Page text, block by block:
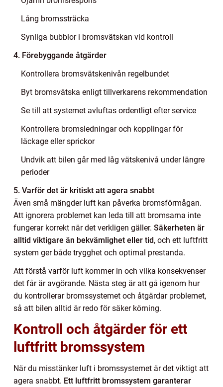
Lång bromssträcka
Synliga bubblor i bromsvätskan vid kontroll
4. Förebyggande åtgärder
Kontrollera bromsvätskenivån regelbundet
Byt bromsvätska enligt tillverkarens rekommendation
Se till att systemet avluftas ordentligt efter service
Kontrollera bromsledningar och kopplingar för
läckage eller sprickor
Undvik att bilen går med låg vätskenivå under längre
perioder
5. Varför det är kritiskt att agera snabbt
Även små mängder luft kan påverka bromsförmågan.
Att ignorera problemet kan leda till att bromsarna inte
fungerar korrekt när det verkligen gäller. Säkerheten är
alltid viktigare än bekvämlighet eller tid, och ett luftfritt
system ger både trygghet och optimal prestanda.
Att förstå varför luft kommer in och vilka konsekvenser
det får är avgörande. Nästa steg är att gå igenom hur
du kontrollerar bromssystemet och åtgärdar problemet,
så att bilen alltid är redo för säker körning.
Kontroll och åtgärder för ett
luftfritt bromssystem
När du misstänker luft i bromssystemet är det viktigt att
agera snabbt. Ett luftfritt bromssystem garanterar